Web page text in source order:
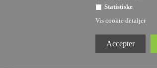
Statistiske
Vis cookie detaljer
Uddannelser hos Staun